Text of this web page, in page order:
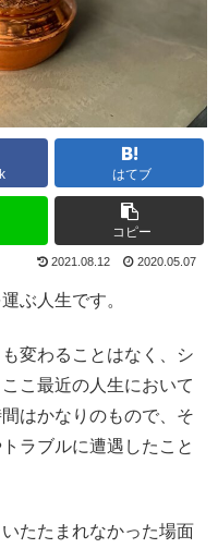
はてブ
コピー
2021.08.12 2020.05.07
ぶ人生です。
変わることはなく、シ
こ最近の人生において
はかなりのもので、そ
ラブルに遭遇したこと
たたまれなかった場面